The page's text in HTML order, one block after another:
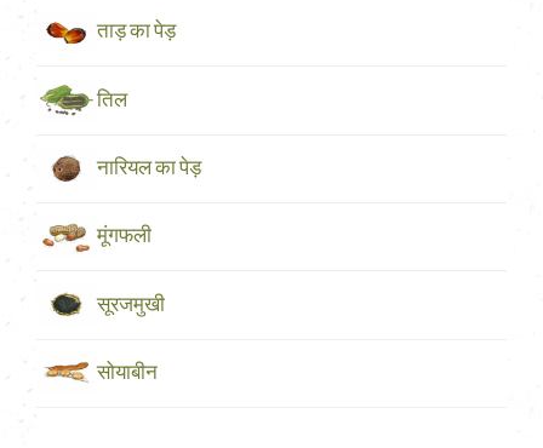
ताड़ का पेड़
तिल
नारियल का पेड़
मूंगफली
सूरजमुखी
सोयाबीन